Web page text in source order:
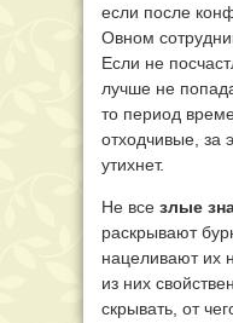
если после
Овном
Если не
лучше не
то период
отходчивые, за
утихнет.
Не все злые
раскрывают
нацеливают их
из них
скрывать, от